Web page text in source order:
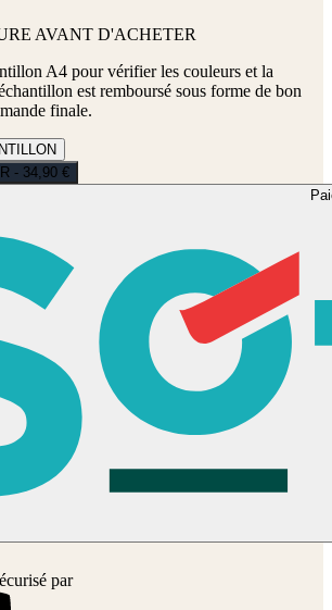
AVANT D'ACHETER
A4 pour vérifier les couleurs et la
est remboursé sous forme de bon
finale.
- 34,90 €
par